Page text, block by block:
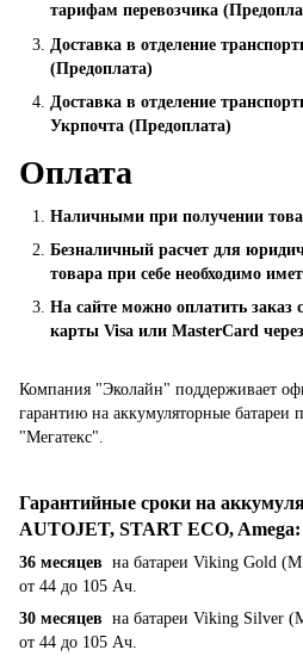
тарифам перевозчика
Доставка в отделение
(Предоплата)
Доставка в отделение
Укрпочта (Предоплата)
Оплата
Наличными при получении
Безналичный расчет для
товара при себе необходимо
На сайте можно оплатить
карты Visa или MasterCard
Компания "Эколайн" поддерживает
гарантию на аккумуляторные батареи
"Мегатекс".
Гарантийные сроки на
AUTOJET, START ECO, Amega:
36 месяцев на батареи Viking Gold
от 44 до 105 Ач.
30 месяцев на батареи Viking Silver
от 44 до 105 Ач.